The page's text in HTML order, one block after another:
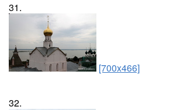
31.
[700x466]
32.